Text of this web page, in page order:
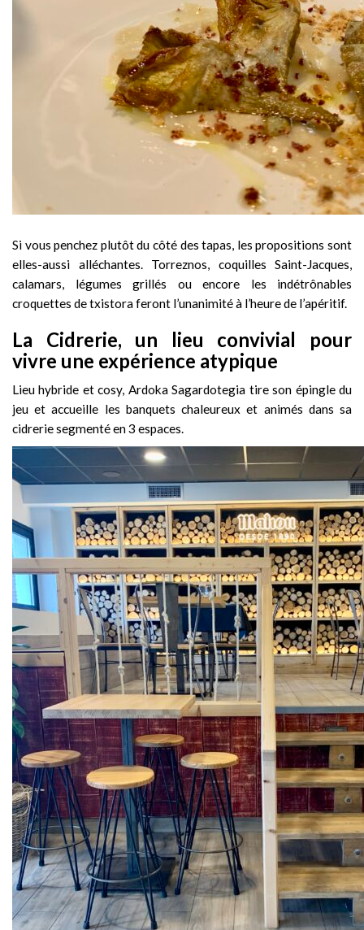
Si vous penchez plutôt du côté des tapas, les propositions sont
elles-aussi alléchantes. Torreznos, coquilles Saint-Jacques,
calamars, légumes grillés ou encore les indétrônables
croquettes de txistora feront l’unanimité à l’heure de l’apéritif.
La Cidrerie, un lieu convivial pour
vivre une expérience atypique
Lieu hybride et cosy, Ardoka Sagardotegia tire son épingle du
jeu et accueille les banquets chaleureux et animés dans sa
cidrerie segmenté en 3 espaces.